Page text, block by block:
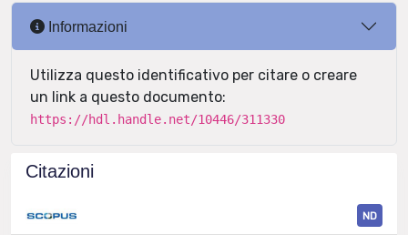
Informazioni
Utilizza questo identificativo per citare o creare
un link a questo documento:
https://hdl.handle.net/10446/311330
Citazioni
ND